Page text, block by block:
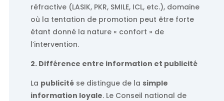
réfractive (LASIK, PKR, SMILE, ICL, etc.), domaine
où la tentation de promotion peut être forte
étant donné la nature « confort » de
l’intervention.
2. Différence entre information et publicité
La publicitése distingue de la simple
information loyale. Le Conseil national de